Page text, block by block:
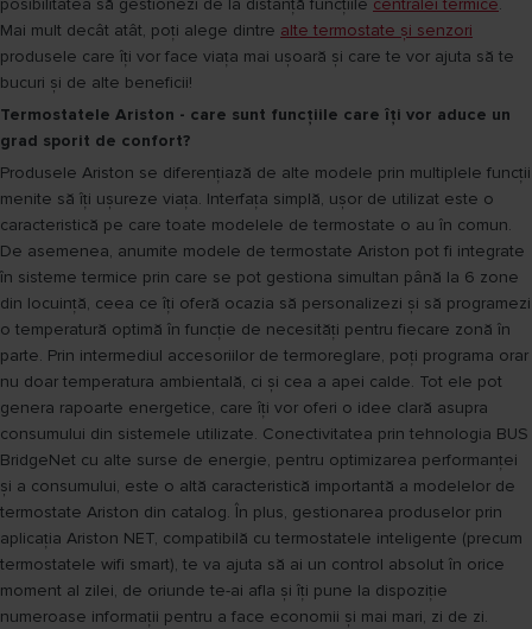
posibilitatea să gestionezi de la distanță funcțiile centralei termice.
Mai mult decât atât, poți alege dintre alte termostate și senzori
produsele care îți vor face viața mai ușoară și care te vor ajuta să te
bucuri și de alte beneficii!
Termostatele Ariston - care sunt funcțiile care îți vor aduce un
grad sporit de confort?
Produsele Ariston se diferențiază de alte modele prin multiplele funcții
menite să îți ușureze viața. Interfața simplă, ușor de utilizat este o
caracteristică pe care toate modelele de termostate o au în comun.
De asemenea, anumite modele de termostate Ariston pot fi integrate
în sisteme termice prin care se pot gestiona simultan până la 6 zone
din locuință, ceea ce îți oferă ocazia să personalizezi și să programezi
o temperatură optimă în funcție de necesități pentru fiecare zonă în
parte. Prin intermediul accesoriilor de termoreglare, poți programa orar
nu doar temperatura ambientală, ci și cea a apei calde. Tot ele pot
genera rapoarte energetice, care îți vor oferi o idee clară asupra
consumului din sistemele utilizate. Conectivitatea prin tehnologia BUS
BridgeNet cu alte surse de energie, pentru optimizarea performanței
și a consumului, este o altă caracteristică importantă a modelelor de
termostate Ariston din catalog. În plus, gestionarea produselor prin
aplicația Ariston NET, compatibilă cu termostatele inteligente (precum
termostatele wifi smart), te va ajuta să ai un control absolut în orice
moment al zilei, de oriunde te-ai afla și îți pune la dispoziție
numeroase informații pentru a face economii și mai mari, zi de zi.